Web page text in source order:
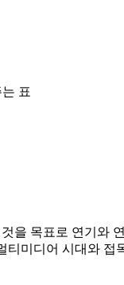
표
목표로 연기와
미디어 시대와 접